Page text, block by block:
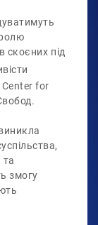
скоєних під
Center for
та
змогу